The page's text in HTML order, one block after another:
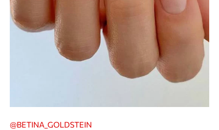
@BETINA_GOLDSTEIN